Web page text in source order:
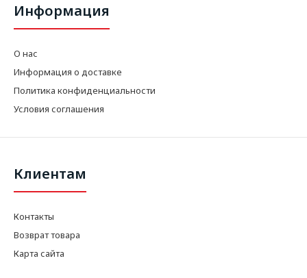
Информация
О нас
Информация о доставке
Политика конфиденциальности
Условия соглашения
Клиентам
Контакты
Возврат товара
Карта сайта